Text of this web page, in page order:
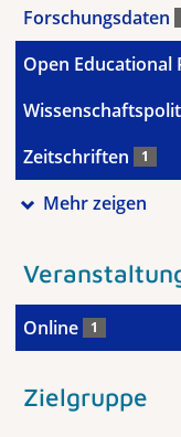
Forschungsdaten
Open Educational
Zeitschriften 1
Mehr zeigen
Online 1
Zielgruppe